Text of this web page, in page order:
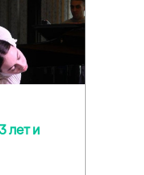
лет и